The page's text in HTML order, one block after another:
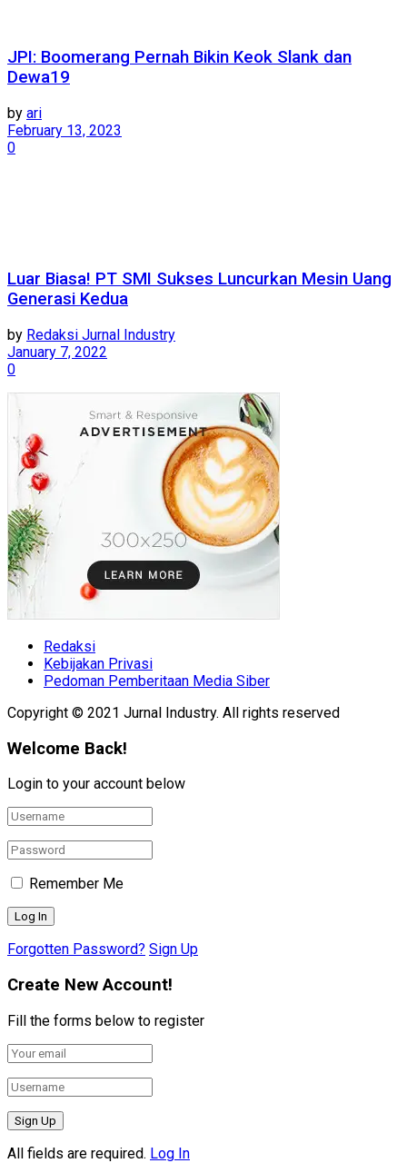
JPI: Boomerang Pernah Bikin Keok Slank dan
Dewa19
by ari
February 13, 2023
0
Luar Biasa! PT SMI Sukses Luncurkan Mesin Uang
Generasi Kedua
by Redaksi Jurnal Industry
January 7, 2022
0
Redaksi
Kebijakan Privasi
Pedoman Pemberitaan Media Siber
Copyright © 2021 Jurnal Industry. All rights reserved
Welcome Back!
Login to your account below
Remember Me
Forgotten Password? Sign Up
Create New Account!
Fill the forms below to register
All fields are required. Log In